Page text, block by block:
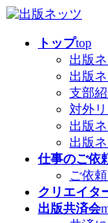
コ
ナ
トップtop
出版
出版
支部
対外
出版
出版
仕事のご依
ご依
クリエイタ
出版共済会